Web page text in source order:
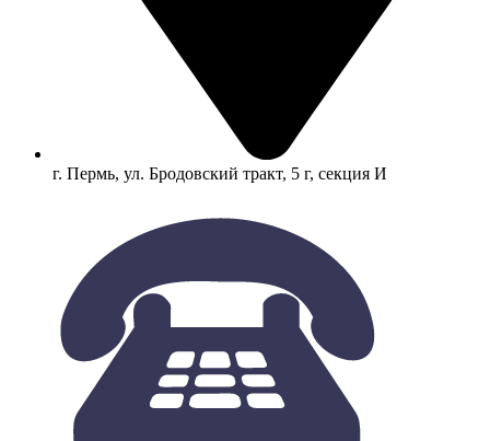
г. Пермь, ул. Бродовский тракт, 5 г, секция И